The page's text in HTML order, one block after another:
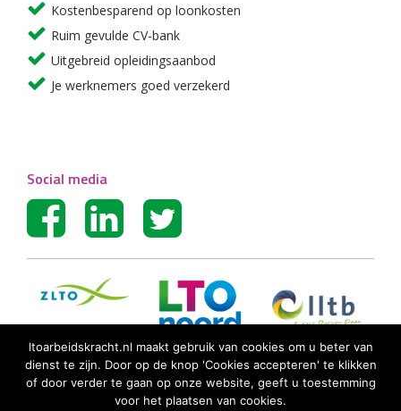
Kostenbesparend op loonkosten
Ruim gevulde CV-bank
Uitgebreid opleidingsaanbod
Je werknemers goed verzekerd
Social media
ltoarbeidskracht.nl maakt gebruik van cookies om u beter van
dienst te zijn. Door op de knop 'Cookies accepteren' te klikken
of door verder te gaan op onze website, geeft u toestemming
voor het plaatsen van cookies.